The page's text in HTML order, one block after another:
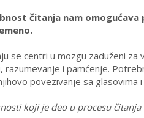
čitanja nam
se centri u mozgu zaduženi za
razumevanje i pamćenje.
povezivanje sa glasovima
koji je deo u procesu